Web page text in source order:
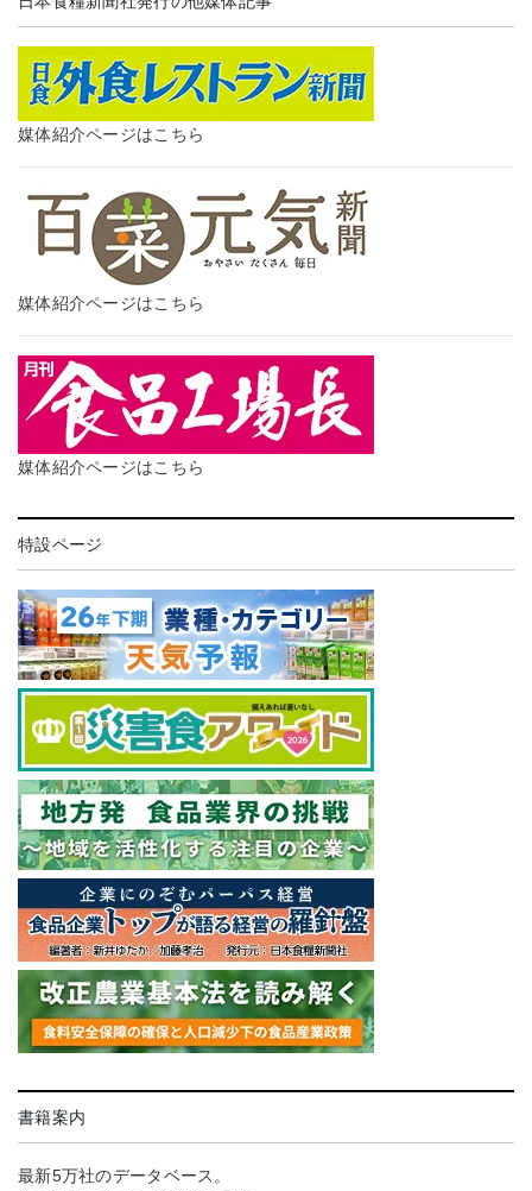
媒体紹介ページはこちら
媒体紹介ページはこちら
媒体紹介ページはこちら
特設ページ
書籍案内
最新5万社のデータベース。